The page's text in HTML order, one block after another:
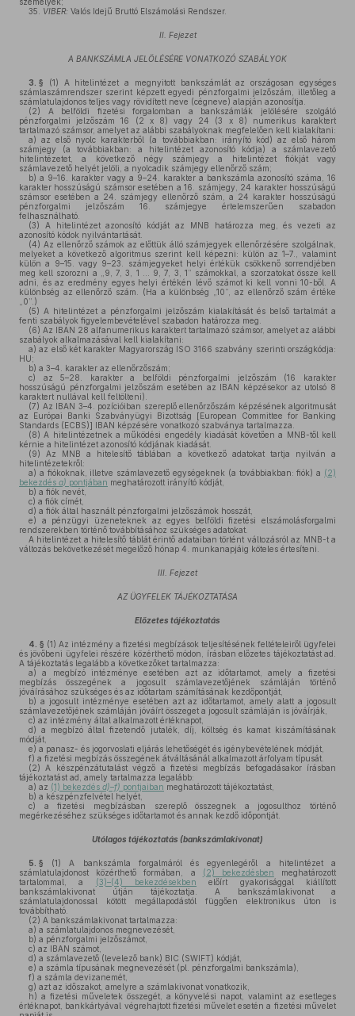
35.
VIBER: Valós Idejű Bruttó Elszámolási Rendszer.
II. Fejezet
A BANKSZÁMLA JELÖLÉSÉRE VONATKOZÓ SZABÁLYOK
3. § (1) A hitelintézet a megnyitott bankszámlát az országosan egységes
számlaszámrendszer szerint képzett egyedi pénzforgalmi jelzőszám, illetőleg a
számlatulajdonos teljes vagy rövidített neve (cégneve) alapján azonosítja.
(2) A belföldi fizetési forgalomban a bankszámlák jelölésére szolgáló
pénzforgalmi jelzőszám 16 (2 x 8) vagy 24 (3 x 8) numerikus karaktert
tartalmazó számsor, amelyet az alábbi szabályoknak megfelelően kell kialakítani:
a) az első nyolc karakterből (a továbbiakban: irányító kód) az első három
számjegy (a továbbiakban: a hitelintézet azonosító kódja) a számlavezető
hitelintézetet, a következő négy számjegy a hitelintézet fiókját vagy
számlavezető helyét jelöli, a nyolcadik számjegy ellenőrző szám;
b) a 9–16. karakter vagy a 9–24. karakter a bankszámla azonosító száma, 16
karakter hosszúságú számsor esetében a 16. számjegy, 24 karakter hosszúságú
számsor esetében a 24. számjegy ellenőrző szám, a 24 karakter hosszúságú
pénzforgalmi jelzőszám 16. számjegye értelemszerűen szabadon
felhasználható.
(3) A hitelintézet azonosító kódját az MNB határozza meg, és vezeti az
azonosító kódok nyilvántartását.
(4) Az ellenőrző számok az előttük álló számjegyek ellenőrzésére szolgálnak,
melyeket a következő algoritmus szerint kell képezni: külön az 1–7., valamint
külön a 9–15. vagy 9–23. számjegyeket helyi értékük csökkenő sorrendjében
meg kell szorozni a „9, 7, 3, 1 ... 9, 7, 3, 1” számokkal, a szorzatokat össze kell
adni, és az eredmény egyes helyi értékén lévő számot ki kell vonni 10-ből. A
különbség az ellenőrző szám. (Ha a különbség „10”, az ellenőrző szám értéke
„0”.)
(5) A hitelintézet a pénzforgalmi jelzőszám kialakítását és belső tartalmát a
fenti szabályok figyelembevételével szabadon határozza meg.
(6) Az IBAN 28 alfanumerikus karaktert tartalmazó számsor, amelyet az alábbi
szabályok alkalmazásával kell kialakítani:
a) az első két karakter Magyarország ISO 3166 szabvány szerinti országkódja:
HU;
b) a 3–4. karakter az ellenőrzőszám;
c) az 5–28. karakter a belföldi pénzforgalmi jelzőszám (16 karakter
hosszúságú pénzforgalmi jelzőszám esetében az IBAN képzésekor az utolsó 8
karaktert nullával kell feltölteni).
(7) Az IBAN 3–4. pozícióiban szereplő ellenőrzőszám képzésének algoritmusát
az Európai Banki Szabványügyi Bizottság [European Committee for Banking
Standards (ECBS)] IBAN képzésére vonatkozó szabványa tartalmazza.
(8) A hitelintézetnek a működési engedély kiadását követően a MNB-től kell
kérnie a hitelintézet azonosító kódjának kiadását.
(9) Az MNB a hitelesítő táblában a következő adatokat tartja nyilván a
hitelintézetekről:
a) a fiókoknak, illetve számlavezető egységeknek (a továbbiakban: fiók) a (2)
bekezdés a) pontjában meghatározott irányító kódját,
b) a fiók nevét,
c) a fiók címét,
d) a fiók által használt pénzforgalmi jelzőszámok hosszát,
e) a pénzügyi üzeneteknek az egyes belföldi fizetési elszámolásforgalmi
rendszerekben történő továbbításához szükséges adatokat.
A hitelintézet a hitelesítő táblát érintő adataiban történt változásról az MNB-t a
változás bekövetkezését megelőző hónap 4. munkanapjáig köteles értesíteni.
III. Fejezet
AZ ÜGYFELEK TÁJÉKOZTATÁSA
Előzetes tájékoztatás
4. § (1) Az intézmény a fizetési megbízások teljesítésének feltételeiről ügyfelei
és jövőbeni ügyfelei részére közérthető módon, írásban előzetes tájékoztatást ad.
A tájékoztatás legalább a következőket tartalmazza:
a) a megbízó intézménye esetében azt az időtartamot, amely a fizetési
megbízás összegének a jogosult számlavezetőjének számláján történő
jóváírásához szükséges és az időtartam számításának kezdőpontját,
b) a jogosult intézménye esetében azt az időtartamot, amely alatt a jogosult
számlavezetőjének számláján jóváírt összeget a jogosult számláján is jóváírják,
c) az intézmény által alkalmazott értéknapot,
d) a megbízó által fizetendő jutalék, díj, költség és kamat kiszámításának
módját,
e) a panasz- és jogorvoslati eljárás lehetőségét és igénybevételének módját,
f) a fizetési megbízás összegének átváltásánál alkalmazott árfolyam típusát.
(2) A készpénzátutalást végző a fizetési megbízás befogadásakor írásban
tájékoztatást ad, amely tartalmazza legalább:
a) az (1) bekezdés d)–f) pontjaiban meghatározott tájékoztatást,
b) a készpénzfelvétel helyét,
c) a fizetési megbízásban szereplő összegnek a jogosulthoz történő
megérkezéséhez szükséges időtartamot és annak kezdő időpontját.
Utólagos tájékoztatás (bankszámlakivonat)
5. § (1)
A bankszámla forgalmáról és egyenlegéről a hitelintézet a
számlatulajdonost közérthető formában, a
(2) bekezdésben meghatározott
tartalommal, a
(3)–(4) bekezdésekben előírt gyakorisággal kiállított
bankszámlakivonat útján tájékoztatja. A bankszámlakivonat a
számlatulajdonossal kötött megállapodástól függően elektronikus úton is
továbbítható.
(2) A bankszámlakivonat tartalmazza:
a) a számlatulajdonos megnevezését,
b) a pénzforgalmi jelzőszámot,
c) az IBAN számot,
d) a számlavezető (levelező bank) BIC (SWIFT) kódját,
e) a számla típusának megnevezését (pl. pénzforgalmi bankszámla),
f) a számla devizanemét,
g) azt az időszakot, amelyre a számlakivonat vonatkozik,
h) a fizetési műveletek összegét, a könyvelési napot, valamint az esetleges
értéknapot, bankkártyával végrehajtott fizetési művelet esetén a fizetési művelet